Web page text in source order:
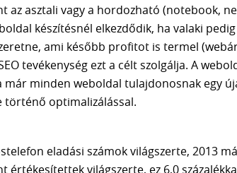
asztali vagy a hordozható (notebook,
készítésnél elkezdődik, ha valaki
ami később profitot is termel
tevékenység ezt a célt szolgálja. A
minden weboldal tulajdonosnak egy
történő optimalizálással.
eladási számok világszerte, 2013
világszerte, ez 6,0